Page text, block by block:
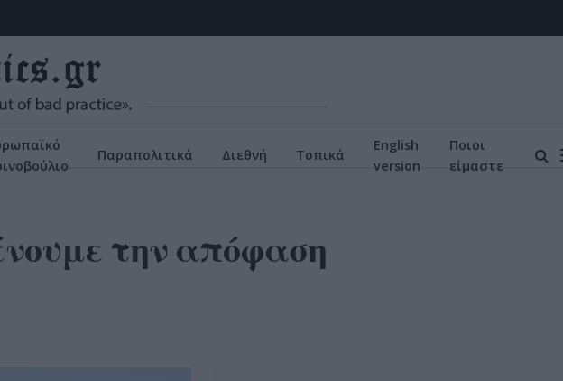
Παραπολιτικά Διεθνή Τοπικά
English
version
Ποιοι
είμαστε
την απόφαση